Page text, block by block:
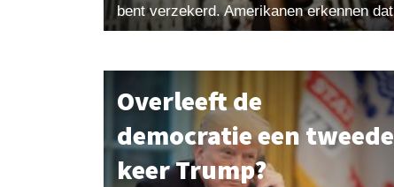
bent verzekerd. Amerikanen erkennen dat
Overleeft de
democratie een tweede
keer Trump?